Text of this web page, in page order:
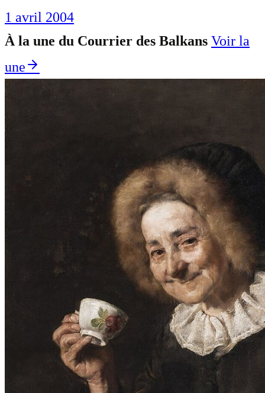
1 avril 2004
À la une du Courrier des Balkans Voir la
une